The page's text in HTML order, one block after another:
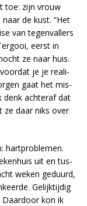
toe: zijn vrouw
de kust. “Het
van te­gen­val­lers
eerst in
ze naar huis.
voor­dat je je re­a­li­
gaat het mis­
denk ach­ter­af dat
ze daar niks over
hart­pro­ble­men.
uit en tus­
we­ken ge­duurd,
Ge­lijk­tij­dig
kon ik